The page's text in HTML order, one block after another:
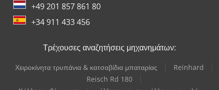
+49 201 857 861 80
+34 911 433 456
Τρέχουσες αναζητήσεις μηχανημάτων:
Χειροκίνητα τρυπάνια & κατσαβίδια μπαταρίας
Reinhard
Reisch Rd 180